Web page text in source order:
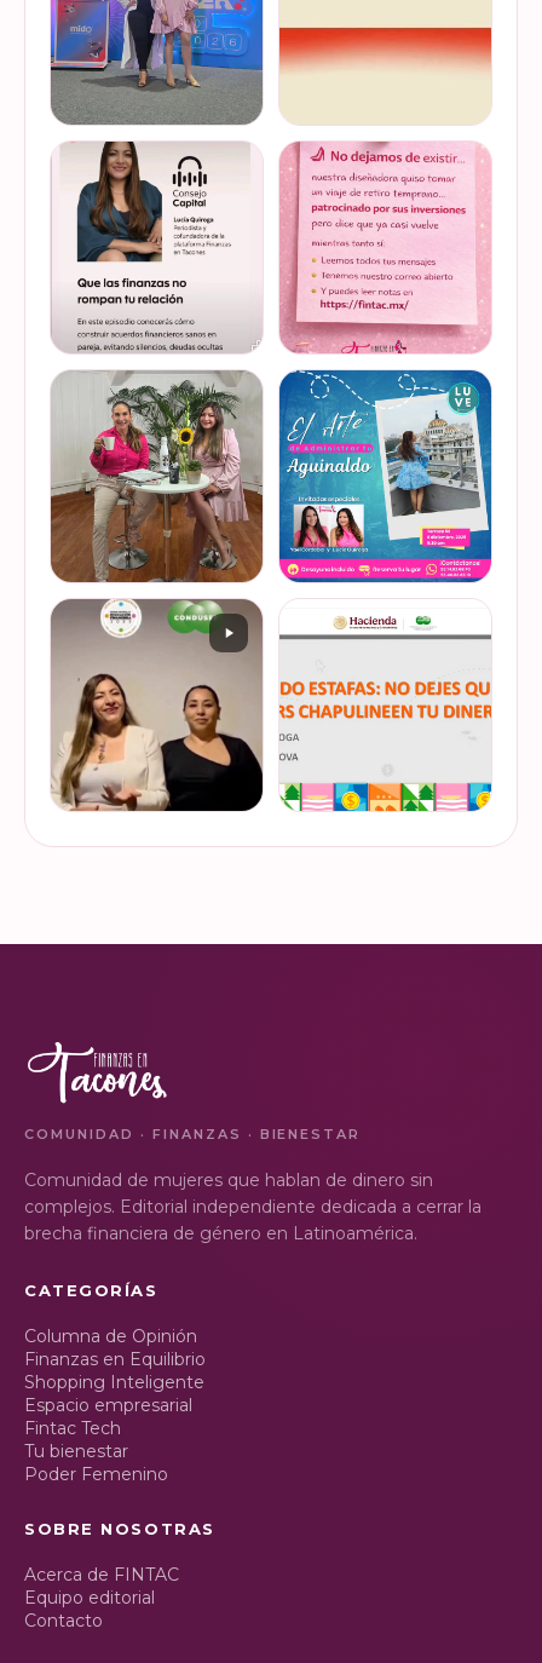
Felices de haber sido
invitadas, por cuarto año
consecutivo, a participar en
la Global Money Week, una
iniciativa que impulsa la
educación f…
VER EN
INSTAGRAM
Del 17 al 22 de marzo se
lleva a cabo la Global
Money Week 2026 (Semana
Mundial del Dinero).
Finanzas en Tacones
somos parte de esta
Jornada…
VER EN
INSTAGRAM
@lucyquiroga tuvo la
oportunidad de conversar
con la gran Ilana Sod, en el
#podcast Consejo Capital
de @scotiabankmx Gracias
por la invitac…
VER EN
INSTAGRAM
Prometemos que no
desaparecimos… solo
estamos reorganizando
todo (y esperando a que el
diseñador vuelva del retiro
😅). No estamos publicand…
VER EN
INSTAGRAM
De cuando te toca ser la
entrevistada. Un placer
platicar con Esther Luiselli
de tus finanzas en la serie
de "Mu…
VER EN
INSTAGRAM
mejor forma de gestionar
ese dinero extra de fin de
ahorro o aguinaldo, es un
dinero…
VER EN
INSTAGRAM
de la Semana Nacional de
que los hackers
COMUNIDAD · FINANZAS · BIENESTAR
Comunidad de mujeres que hablan de dinero sin
complejos. Editorial independiente dedicada a cerrar la
brecha financiera de género en Latinoamérica.
CATEGORÍAS
Columna de Opinión
Finanzas en Equilibrio
Shopping Inteligente
Espacio empresarial
Fintac Tech
Tu bienestar
Poder Femenino
SOBRE NOSOTRAS
Acerca de FINTAC
Equipo editorial
Contacto